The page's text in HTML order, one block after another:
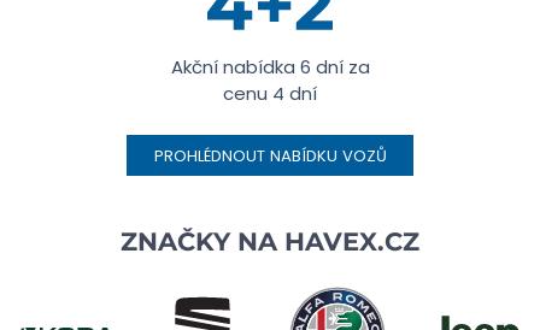
Akční nabídka 6 dní za
cenu 4 dní
PROHLÉDNOUT NABÍDKU VOZŮ
ZNAČKY NA HAVEX.CZ